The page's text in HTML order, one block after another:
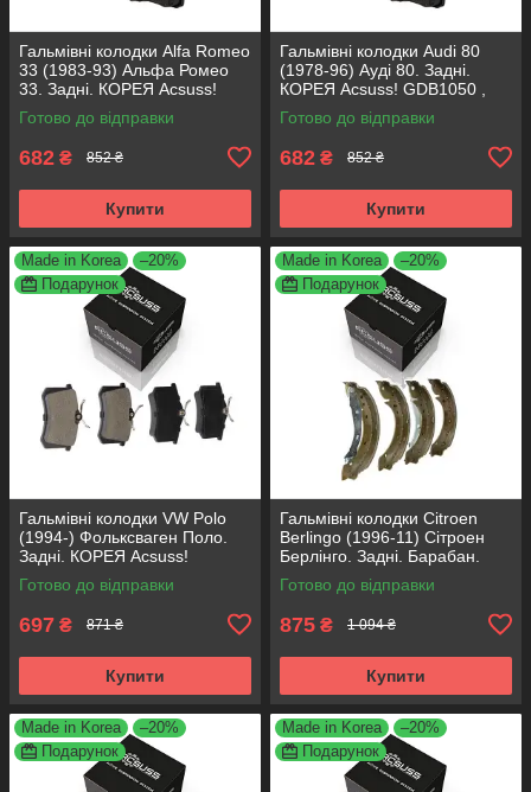
Гальмівні колодки Alfa Romeo
33 (1983-93) Альфа Ромео
33. Задні. КОРЕЯ Acsuss!
GDB1050 , FDB222
Готово до відправки
682 ₴ 852 ₴
Купити
Гальмівні колодки Audi 80
(1978-96) Ауді 80. Задні.
КОРЕЯ Acsuss! GDB1050 ,
FDB222
Готово до відправки
682 ₴ 852 ₴
Купити
Made in Korea
–20%
Подарунок
Гальмівні колодки VW Polo
(1994-) Фольксваген Поло.
Задні. КОРЕЯ Acsuss!
GDB1330 , FDB1083 ,
FDB1491 , FDB4260
Готово до відправки
697 ₴ 871 ₴
Купити
Made in Korea
–20%
Подарунок
Гальмівні колодки Citroen
Berlingo (1996-11) Сітроен
Берлінго. Задні. Барабан.
КОРЕЯ Acsuss! GS8635 ,
FSB567
Готово до відправки
875 ₴ 1 094 ₴
Купити
Made in Korea
–20%
Подарунок
Made in Korea
–20%
Подарунок